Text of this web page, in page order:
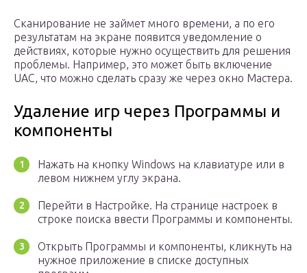
Сканирование не займет много времени, а по его
результатам на экране появится уведомление о
действиях, которые нужно осуществить для решения
проблемы. Например, это может быть включение
UAC, что можно сделать сразу же через окно Мастера.
Удаление игр через Программы и
компоненты
Нажать на кнопку Windows на клавиатуре или в
левом нижнем углу экрана.
Перейти в Настройке. На странице настроек в
строке поиска ввести Программы и компоненты.
Открыть Программы и компоненты, кликнуть на
нужное приложение в списке доступных